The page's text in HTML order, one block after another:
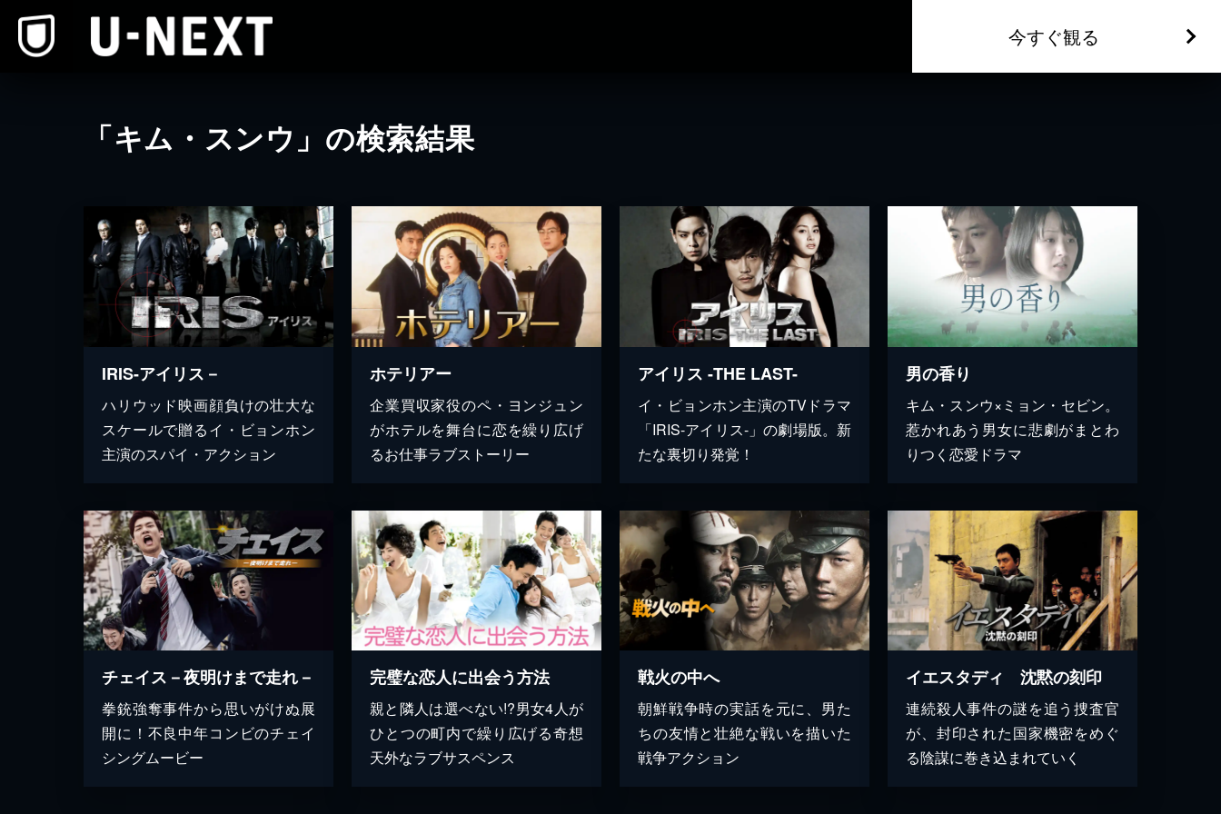
今すぐ観る
「キム・スンウ」の検索結果
IRIS-アイリス－
ハリウッド映画顔負けの壮大な
スケールで贈るイ・ビョンホン
主演のスパイ・アクション
ホテリアー
企業買収家役のペ・ヨンジュン
がホテルを舞台に恋を繰り広げ
るお仕事ラブストーリー
アイリス -THE LAST-
イ・ビョンホン主演のTVドラマ
「IRIS-アイリス-」の劇場版。新
たな裏切り発覚！
男の香り
キム・スンウ×ミョン・セビン。
惹かれあう男女に悲劇がまとわ
りつく恋愛ドラマ
チェイス－夜明けまで走れ－
拳銃強奪事件から思いがけぬ展
開に！不良中年コンビのチェイ
シングムービー
完璧な恋人に出会う方法
親と隣人は選べない!?男女4人が
ひとつの町内で繰り広げる奇想
天外なラブサスペンス
戦火の中へ
朝鮮戦争時の実話を元に、男た
ちの友情と壮絶な戦いを描いた
戦争アクション
イエスタディ 沈黙の刻印
連続殺人事件の謎を追う捜査官
が、封印された国家機密をめぐ
る陰謀に巻き込まれていく